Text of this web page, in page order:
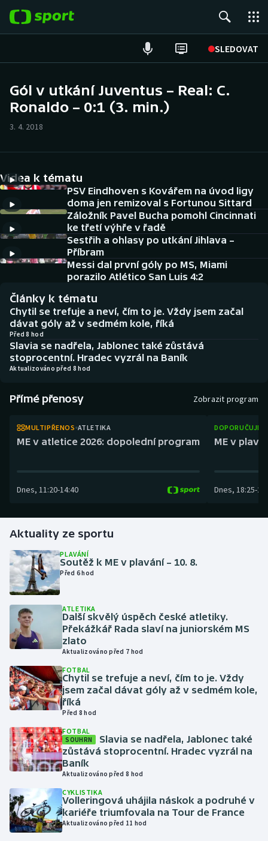
SLEDOVAT
Hokej
Cyklistika
DALŠÍ SPORTY
Americký fotbal
Baseball a softbal
Basketbal
Biatlon
Boby a skeleton
Box
Curling
Golf
Gymnastika
Házená
Jezdectví
Judo
Krasobruslení
Lezení
Lyže a snowboard
Moderní pětiboj
Motorsport
Olympijské hry
NEPŘEHLÉDNĚTE
Historické návraty
Aplikace ČT sport
AZ kvíz
Gól v utkání Juventus – Real: C.
Ronaldo – 0:1 (3. min.)
3. 4. 2018
Videa k tématu
PSV Eindhoven s Kovářem na úvod ligy
doma jen remizoval s Fortunou Sittard
Záložník Pavel Bucha pomohl Cincinnati
ke třetí výhře v řadě
Sestřih a ohlasy po utkání Jihlava –
Příbram
Messi dal první góly po MS, Miami
porazilo Atlético San Luis 4:2
Články k tématu
Chytil se trefuje a neví, čím to je. Vždy jsem začal
dávat góly až v sedmém kole, říká
Před 8 hod
Slavia se nadřela, Jablonec také zůstává
stoprocentní. Hradec vyzrál na Baník
Aktualizováno před 8 hod
Přímé přenosy Zobrazit program
MULTIPŘENOS ATLETIKA
ME v atletice 2026: dopolední program
Dnes, 11:20-14:40
ME v
Dnes, 18:25-
Aktuality ze sportu
PLAVÁNÍ
Soutěž k ME v plavání – 10. 8.
Před 6 hod
ATLETIKA
Další skvělý úspěch české atletiky.
Překážkář Rada slaví na juniorském MS
zlato
Aktualizováno před 7 hod
FOTBAL
Chytil se trefuje a neví, čím to je. Vždy
jsem začal dávat góly až v sedmém kole,
říká
Před 8 hod
FOTBAL
SOUHRN
Slavia se nadřela, Jablonec také
zůstává stoprocentní. Hradec vyzrál na
Baník
Aktualizováno před 8 hod
CYKLISTIKA
Volleringová uhájila náskok a podruhé v
kariéře triumfovala na Tour de France
Aktualizováno před 11 hod